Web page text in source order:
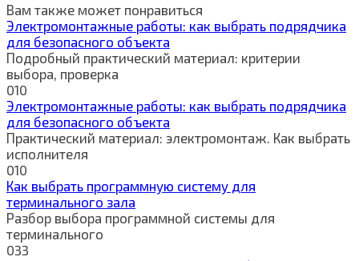
Вам также может понравиться
Электромонтажные работы: как выбрать подрядчика
для безопасного объекта
Подробный практический материал: критерии
выбора, проверка
010
Электромонтажные работы: как выбрать подрядчика
для безопасного объекта
Практический материал: электромонтаж. Как выбрать
исполнителя
010
Как выбрать программную систему для
терминального зала
Разбор выбора программной системы для
терминального
033